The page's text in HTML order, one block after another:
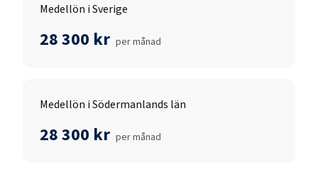
Medellön i Sverige
28 300 kr per månad
Medellön i Södermanlands län
28 300 kr per månad